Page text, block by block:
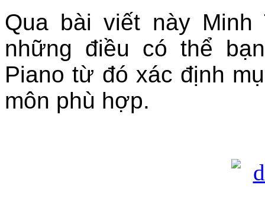
Qua bài viết này
những điều có thể
Piano từ đó xác định
môn phù hợp.